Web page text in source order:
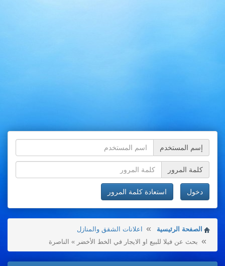
إسم المستخدم
كلمة المرور
دخول استعادة كلمة المرور
الصفحة الرئيسية
اعلانات الشقق والمنازل
بحث عن فيلا للبيع او الايجار في الخط الأخضر » الناصرة